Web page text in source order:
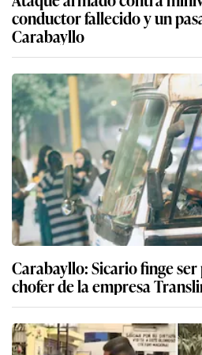
conductor fallecido y un
Carabayllo
Carabayllo: Sicario finge ser
chofer de la empresa